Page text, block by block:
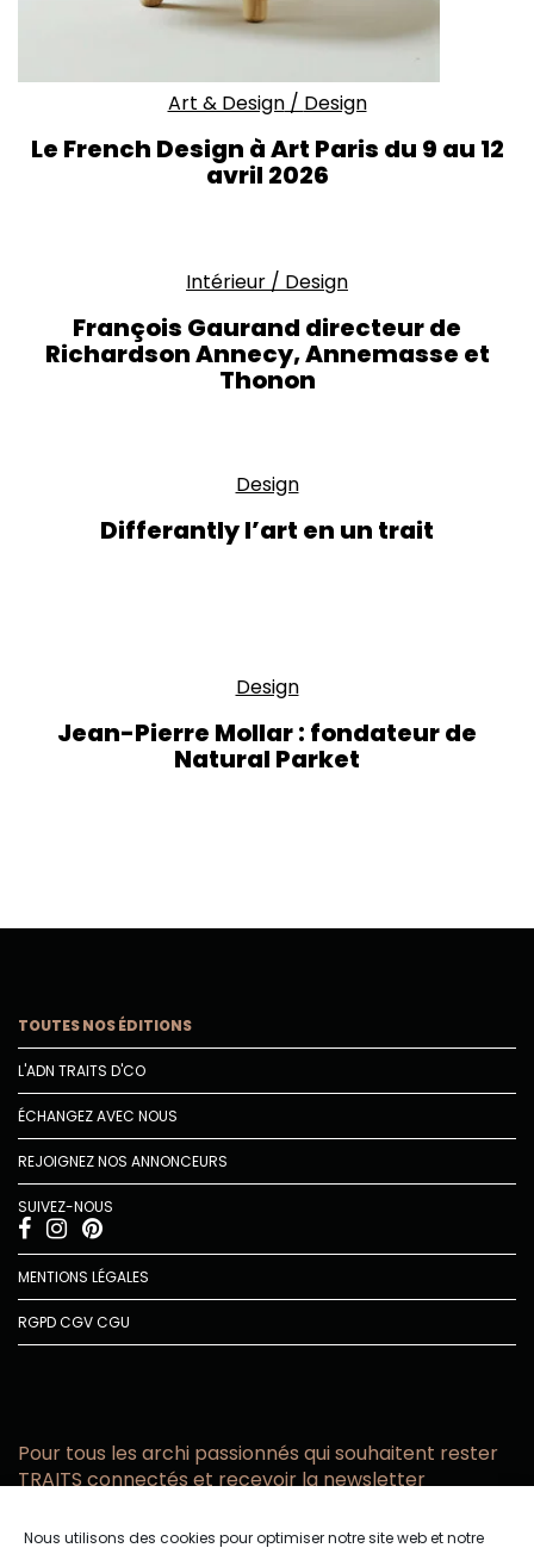
Nous utilisons des cookies pour optimiser notre site web et notre
Art & Design/ Design
Le French Design à Art Paris du 9 au 12
avril 2026
Intérieur / Design
François Gaurand directeur de
Richardson Annecy, Annemasse et
Thonon
Design
Differantly l’art en un trait
Design
Jean-Pierre Mollar : fondateur de
Natural Parket
TOUTES NOS ÉDITIONS
L'ADN TRAITS D'CO
ÉCHANGEZ AVEC NOUS
REJOIGNEZ NOS ANNONCEURS
SUIVEZ-NOUS
MENTIONS LÉGALES
RGPDCGVCGU
Pour tous les archi passionnés qui souhaitent rester
TRAITS connectés et recevoir la newsletter